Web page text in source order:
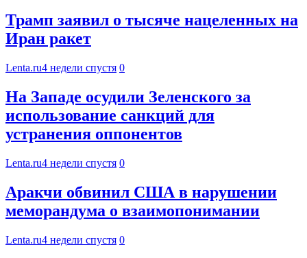
Трамп заявил о тысяче нацеленных на
Иран ракет
Lenta.ru4 недели спустя 0
На Западе осудили Зеленского за
использование санкций для
устранения оппонентов
Lenta.ru4 недели спустя 0
Аракчи обвинил США в нарушении
меморандума о взаимопонимании
Lenta.ru4 недели спустя 0